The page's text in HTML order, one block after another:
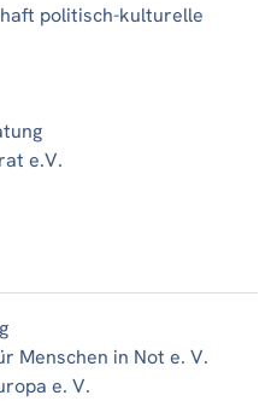
politisch-kulturelle
e.V.
Menschen in Not e. V.
e. V.